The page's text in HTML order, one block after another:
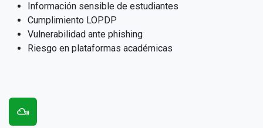
Información sensible de estudiantes
Cumplimiento LOPDP
Vulnerabilidad ante phishing
Riesgo en plataformas académicas